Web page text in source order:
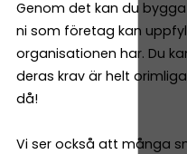
Genom det kan du
ni som företag kan
organisationen har. Du
deras krav är helt
då!
Vi ser också att många